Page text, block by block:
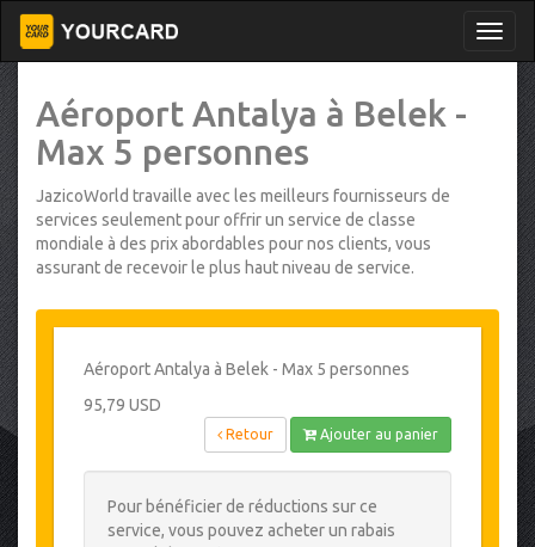
Aéroport Antalya à Belek -
Max 5 personnes
JazicoWorld travaille avec les meilleurs fournisseurs de
services seulement pour offrir un service de classe
mondiale à des prix abordables pour nos clients, vous
assurant de recevoir le plus haut niveau de service.
Aéroport Antalya à Belek - Max 5 personnes
95,79 USD
Retour Ajouter au panier
Pour bénéficier de réductions sur ce
service, vous pouvez acheter un rabais